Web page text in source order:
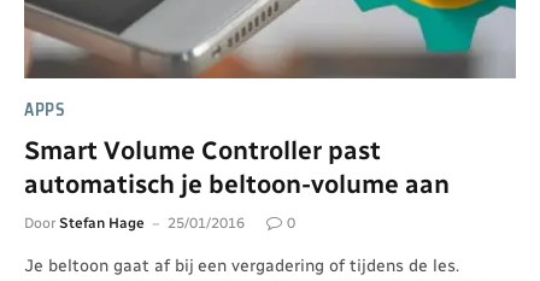
APPS
Smart Volume Controller past
automatisch je beltoon-volume aan
Door Stefan Hage 25/01/2016 0
Je beltoon gaat af bij een vergadering of tijdens de les.